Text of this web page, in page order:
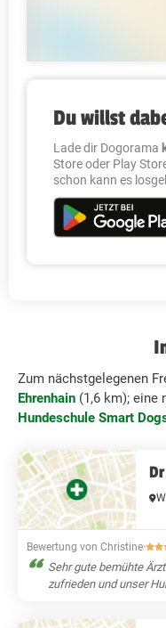
Du willst
Lade dir Dogorama
Store oder Play
schon kann es
Zum nächstgelegenen
Ehrenhain (1,6 km); eine
Hundeschule Smart
Bewertung von Christine·
Sehr gute bemühte
zufrieden und unser